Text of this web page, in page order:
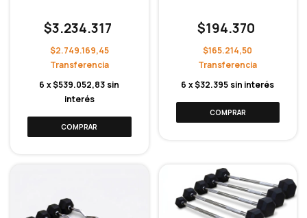
$3.234.317
$2.749.169,45
6 x$539.052,83 sin
interés
$194.370
$165.214,50
6 x$32.395 sin interés